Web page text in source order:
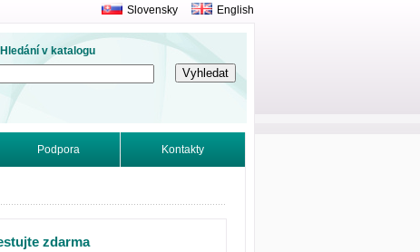
Hledání v katalogu
Slovensky English
Podpora Kontakty
zdarma